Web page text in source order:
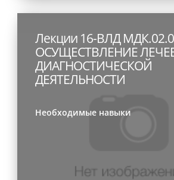
Лекции 16-ВЛД
ОСУЩЕСТВЛЕНИЕ
ДИАГНОСТИЧЕСКОЙ
ДЕЯТЕЛЬНОСТИ
Необходимые навыки